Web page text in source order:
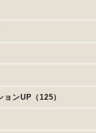
ョンUP（125）